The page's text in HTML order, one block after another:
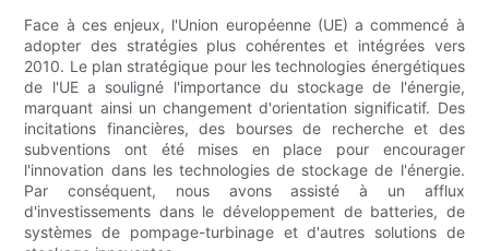
Face à ces enjeux, l'Union européenne (UE) a commencé à
adopter des stratégies plus cohérentes et intégrées vers
2010. Le plan stratégique pour les technologies énergétiques
de l'UE a souligné l'importance du stockage de l'énergie,
marquant ainsi un changement d'orientation significatif. Des
incitations financières, des bourses de recherche et des
subventions ont été mises en place pour encourager
l'innovation dans les technologies de stockage de l'énergie.
Par conséquent, nous avons assisté à un afflux
d'investissements dans le développement de batteries, de
systèmes de pompage-turbinage et d'autres solutions de